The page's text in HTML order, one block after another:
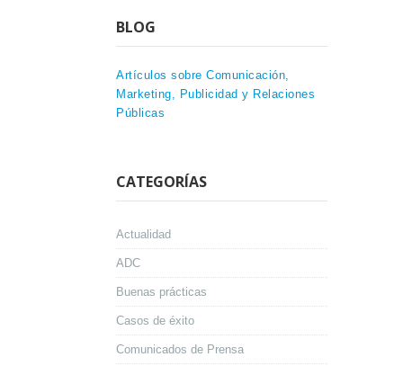
BLOG
Artículos sobre Comunicación,
Marketing, Publicidad y Relaciones
Públicas
CATEGORÍAS
Actualidad
ADC
Buenas prácticas
Casos de éxito
Comunicados de Prensa